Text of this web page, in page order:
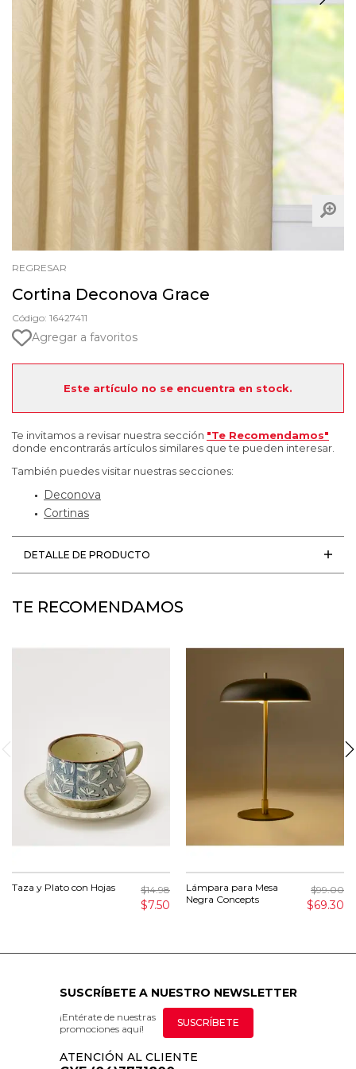
REGRESAR
Cortina Deconova Grace
Código: 16427411
Agregar a favoritos
Este artículo no se encuentra en stock.
Te invitamos a revisar nuestra sección "Te Recomendamos"
donde encontrarás artículos similares que te pueden interesar.
También puedes visitar nuestras secciones:
Deconova
Cortinas
DETALLE DE PRODUCTO
TE RECOMENDAMOS
Taza y Plato con Hojas $14.98
$7.50
Lámpara para Mesa
Negra Concepts
$99.00
$69.30
SUSCRÍBETE A NUESTRO NEWSLETTER
¡Entérate de nuestras
promociones aquí!
SUSCRÍBETE
ATENCIÓN AL CLIENTE